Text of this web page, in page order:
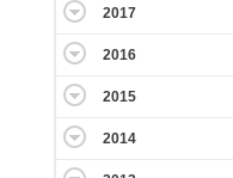
2017
2016
2015
2014